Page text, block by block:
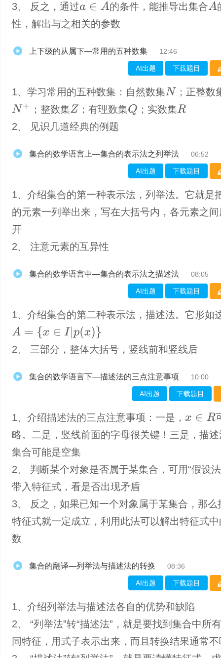
3、 反之，通过a∈ A 的条件，能推导出集合 A
性，解出与之相关的参数
上下级的从属下—常用的五种数集 12:46
AI出题 下载题目
1、学习常用的五种数集：自然数集 N ；正整数
N+ ；整数集 Z ；有理数集Q ；实数集 R
2、 见识几道经典的例题
集合的数学语言上—集合的表示法之列举法 06:52
AI出题 下载题目
1、介绍集合的第一种表示法，列举法。它就是
的元素一列举出来，写在大括号内，各元素之
开
2、 注意元素的互异性
集合的数学语言中—集合的表示法之描述法 08:05
AI出题 下载题目
1、介绍集合的第二种表示法，描述法。它形如
A= x∈I p( x)}
2、 三部分，整体大括号，竖线前和竖线后
集合的数学语言下—描述法的三点注意事项 10:00
AI出题 下载题目
1、​介绍描述法的三点注意事项：一是， x∈ R
略。二是，竖线前面的字母很关键！三是，描
集合可能是空集
2、 判断某个对象是否属于某集合，可用“假设
带入特征式，看是否出现矛盾
3、 反之，如果已知一个对象属于某集合，那么
特征式就一定成立，利用此法可以解出特征式
数
集合的翻译—列举法与描述法的转换 08:36
AI出题 下载题目
1、介绍列举法与描述法各自的优势和缺陷
2、 “列举法”转“描述法”，就是要找到集合中所
同特征，用式子表示出来，而且转换结果通常